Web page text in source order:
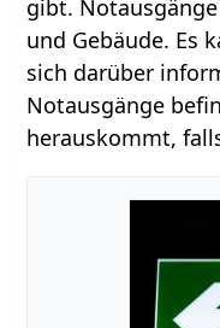
gibt.
und Gebäude. Es
sich darüber
Notausgänge
herauskommt,